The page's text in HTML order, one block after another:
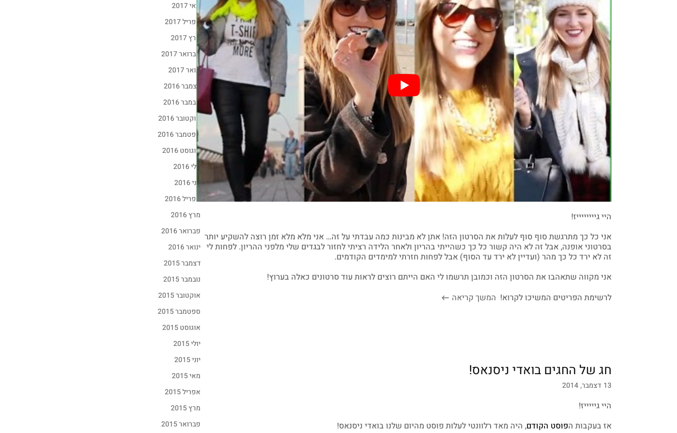
היי גייייייייז!
אני כל כך מתרגשת סוף סוף לעלות את הסרטון הזה! אתן לא מבינות כמה עבדתי על זה… אני מלא מלא זמן רוצה להשקיע יותר
בסרטוני אופנה, אבל זה לא היה קשור כל כך כשהייתי בהריון ולאחר הלידה רציתי לחזור לבגדים שלי מלפני ההריון. לפחות לי
זה לא ירד כל כך מהר (ועדיין לא ירד עד הסוף) אבל לפחות חזרתי למימדים הקודמים.
אני מקווה שתאהבו את הסרטון הזה וכמובן תרשמו לי האם הייתם רוצים לראות עוד סרטונים כאלה בערוץ!
לרשימת הפריטים המשיכו לקרוא! המשך קריאה
חג של החגים בואדי ניסנאס!
13 דצמבר, 2014
היי גיייייז!
אז בעקבות הפוסט הקודם, היה מאד רלוונטי לעלות פוסט מהיום שלנו בואדי ניסנאס!
מאי 2017
אפריל 2017
מרץ 2017
פברואר 2017
ינואר 2017
דצמבר 2016
נובמבר 2016
אוקטובר 2016
ספטמבר 2016
אוגוסט 2016
יולי 2016
יוני 2016
אפריל 2016
מרץ 2016
פברואר 2016
ינואר 2016
דצמבר 2015
נובמבר 2015
אוקטובר 2015
ספטמבר 2015
אוגוסט 2015
יולי 2015
יוני 2015
מאי 2015
אפריל 2015
מרץ 2015
פברואר 2015